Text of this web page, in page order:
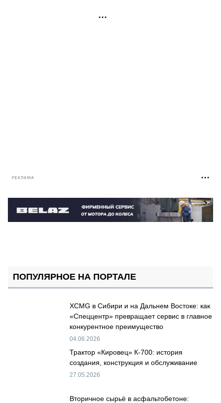
РЕКЛАМА
ПОПУЛЯРНОЕ НА ПОРТАЛЕ
XCMG в Сибири и на Дальнем Востоке: как
«Спеццентр» превращает сервис в главное
конкурентное преимущество
04.06.2026
Трактор «Кировец» К-700: история
создания, конструкция и обслуживание
27.05.2026
Вторичное сырьё в асфальтобетоне: